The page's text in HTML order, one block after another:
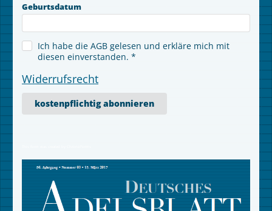
Geburtsdatum
Ich habe die AGB gelesen und erkläre mich mit
diesen einverstanden. *
Widerrufsrecht
kostenpflichtig abonnieren